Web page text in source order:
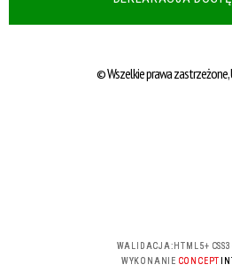
© Wszelkie prawa zastrzeżone,
WALIDACJA: HTML5+ CSS3
WYKONANIE CONCEPT